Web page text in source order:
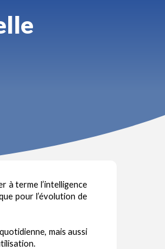
à terme l’intelligence
pour l’évolution de
mais aussi